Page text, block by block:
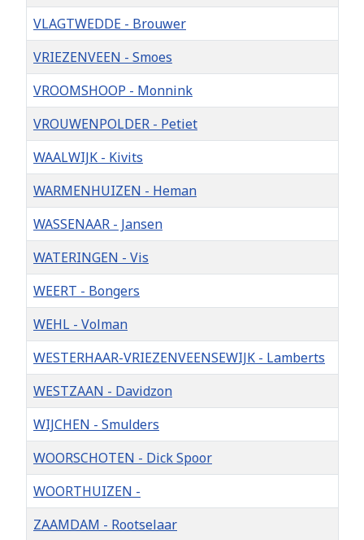
VLAGTWEDDE - Brouwer
VRIEZENVEEN - Smoes
VROOMSHOOP - Monnink
VROUWENPOLDER - Petiet
WAALWIJK - Kivits
WARMENHUIZEN - Heman
WASSENAAR - Jansen
WATERINGEN - Vis
WEERT - Bongers
WEHL - Volman
WESTERHAAR-VRIEZENVEENSEWIJK - Lamberts
WESTZAAN - Davidzon
WIJCHEN - Smulders
WOORSCHOTEN - Dick Spoor
WOORTHUIZEN -
ZAAMDAM - Rootselaar